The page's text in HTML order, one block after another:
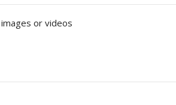
or videos